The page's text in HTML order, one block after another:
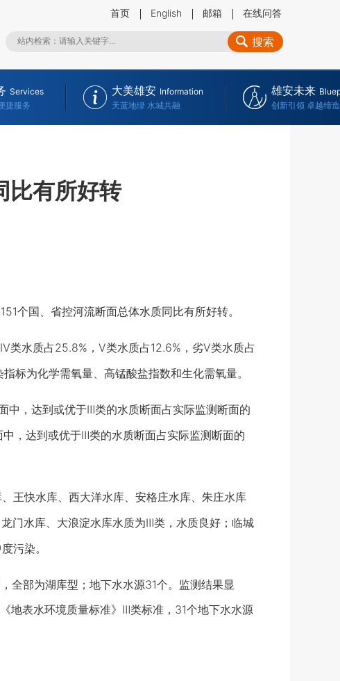
首页 English 邮箱 在线问答
搜索
Services
捷服务
大美雄安 Information
天蓝地绿 水城共融
雄安未来
创新引领 卓越缔造
比有所好转
国、省控河流断面总体水质同比有所好转。
水质占25.8%，Ⅴ类水质占12.6%，劣Ⅴ类水质占
标为化学需氧量、高锰酸盐指数和生化需氧量。
，达到或优于Ⅲ类的水质断面占实际监测断面的
，达到或优于Ⅲ类的水质断面占实际监测断面的
快水库、西大洋水库、安格庄水库、朱庄水库
门水库、大浪淀水库水质为Ⅲ类，水质良好；临城
污染。
部为湖库型；地下水水源31个。监测结果显
地表水环境质量标准》Ⅲ类标准，31个地下水水源